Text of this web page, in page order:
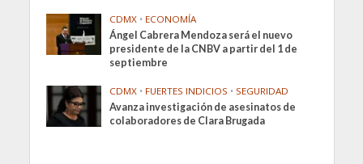
CDMX • ECONOMÍA
Ángel Cabrera Mendoza será el nuevo
presidente de la CNBV a partir del 1 de
septiembre
CDMX • FUERTES INDICIOS • SEGURIDAD
Avanza investigación de asesinatos de
colaboradores de Clara Brugada